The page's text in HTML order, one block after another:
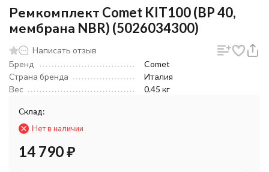
Ремкомплект Comet KIT100 (BP 40,
мембрана NBR) (5026034300)
Написать отзыв
Бренд
Comet
Страна бренда
Италия
Вес
0.45 кг
Склад:
Нет в наличии
14 790₽